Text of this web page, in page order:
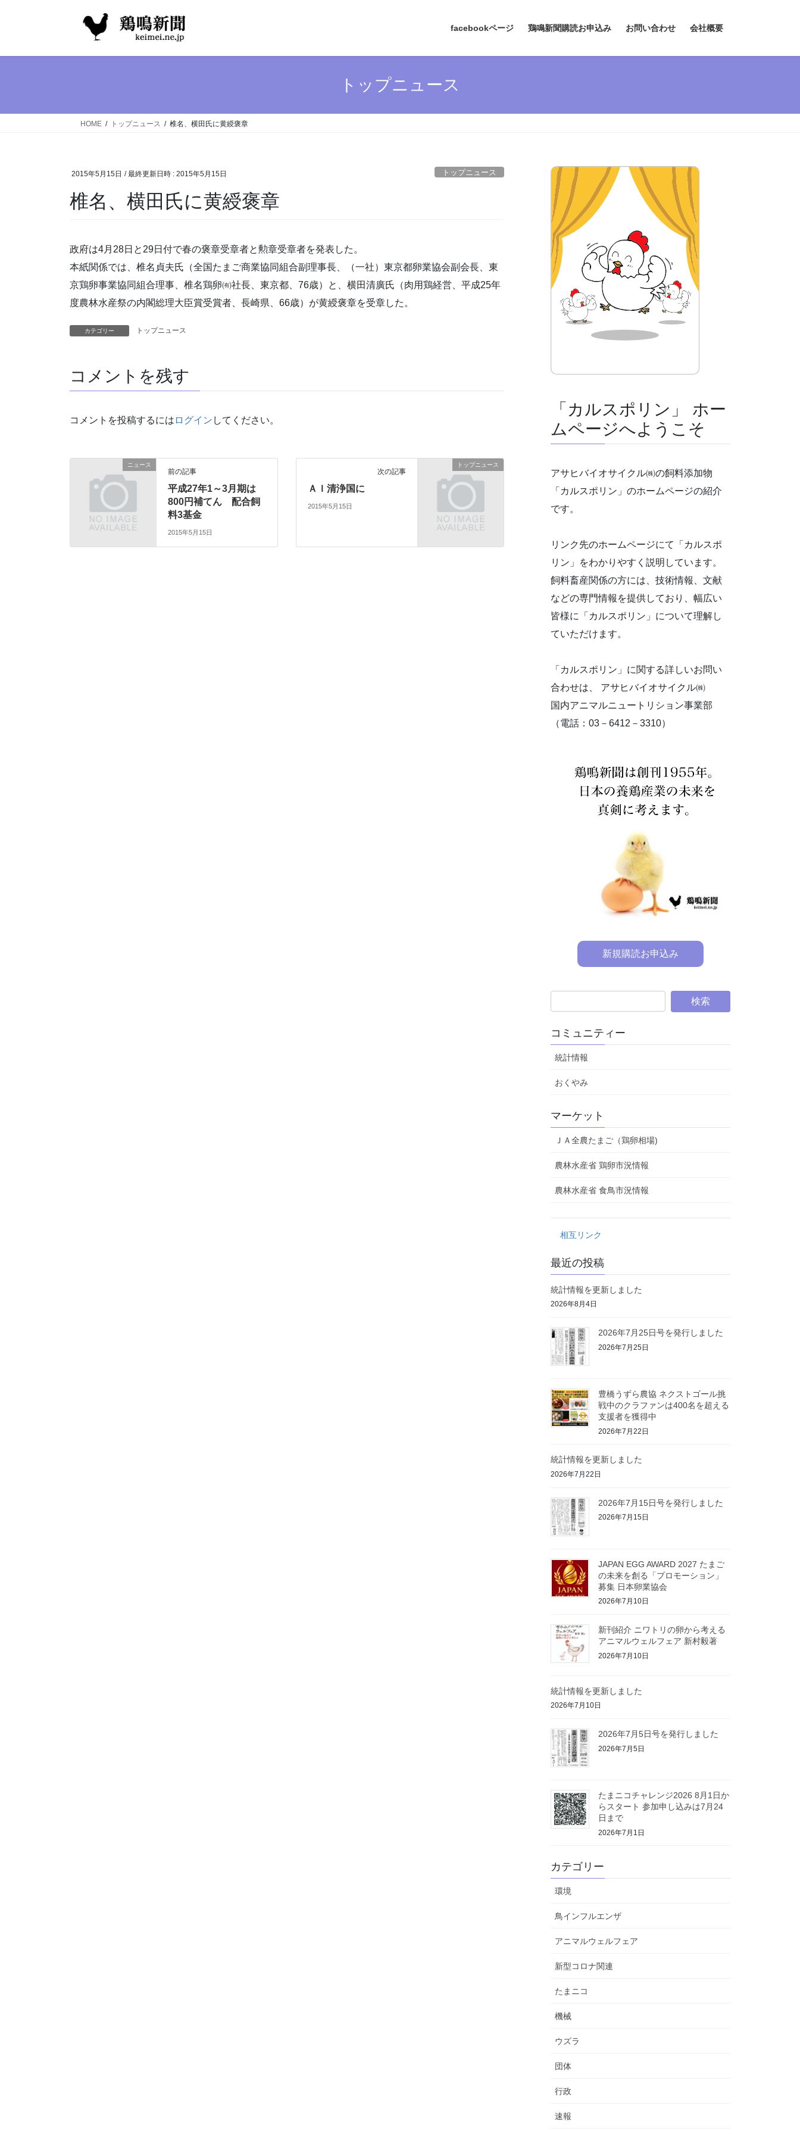
facebookページ 鶏鳴新聞購読お申込み お問い合わせ 会社概要
トップニュース
HOME トップニュース 椎名、横田氏に黄綬褒章
2015年5月15日 / 最終更新日時 : 2015年5月15日 トップニュース
椎名、横田氏に黄綬褒章
政府は4月28日と29日付で春の褒章受章者と勲章受章者を発表した。
本紙関係では、椎名貞夫氏（全国たまご商業協同組合副理事長、（一社）東京都卵業協会副会長、東
京鶏卵事業協同組合理事、椎名鶏卵㈲社長、東京都、76歳）と、横田清廣氏（肉用鶏経営、平成25年
度農林水産祭の内閣総理大臣賞受賞者、長崎県、66歳）が黄綬褒章を受章した。
カテゴリー トップニュース
コメントを残す
コメントを投稿するには ログイン してください。
ニュース
前の記事
平成27年1～3月期は
800円補てん 配合飼
料3基金
2015年5月15日
トップニュース
次の記事
ＡＩ清浄国に
2015年5月15日
「カルスポリン」 ホー
ムページへようこそ
アサヒバイオサイクル㈱の飼料添加物
「カルスポリン」のホームページの紹介
です。
リンク先のホームページにて「カルスポ
リン」をわかりやすく説明しています。
飼料畜産関係の方には、技術情報、文献
などの専門情報を提供しており、幅広い
皆様に「カルスポリン」について理解し
ていただけます。
「カルスポリン」に関する詳しいお問い
合わせは、 アサヒバイオサイクル㈱
国内アニマルニュートリション事業部
（電話：03－6412－3310）
新規購読お申込み
コミュニティー
統計情報
おくやみ
マーケット
ＪＡ全農たまご（鶏卵相場)
農林水産省 鶏卵市況情報
農林水産省 食鳥市況情報
相互リンク
最近の投稿
統計情報を更新しました
2026年8月4日
2026年7月25日号を発行しました
2026年7月25日
豊橋うずら農協 ネクストゴール挑
戦中のクラファンは400名を超える
支援者を獲得中
2026年7月22日
統計情報を更新しました
2026年7月22日
2026年7月15日号を発行しました
2026年7月15日
JAPAN EGG AWARD 2027 たまご
の未来を創る「プロモーション」
募集 日本卵業協会
2026年7月10日
新刊紹介 ニワトリの卵から考える
アニマルウェルフェア 新村毅著
2026年7月10日
統計情報を更新しました
2026年7月10日
2026年7月5日号を発行しました
2026年7月5日
たまニコチャレンジ2026 8月1日か
らスタート 参加申し込みは7月24
日まで
2026年7月1日
カテゴリー
環境
鳥インフルエンザ
アニマルウェルフェア
新型コロナ関連
たまニコ
機械
ウズラ
団体
行政
速報